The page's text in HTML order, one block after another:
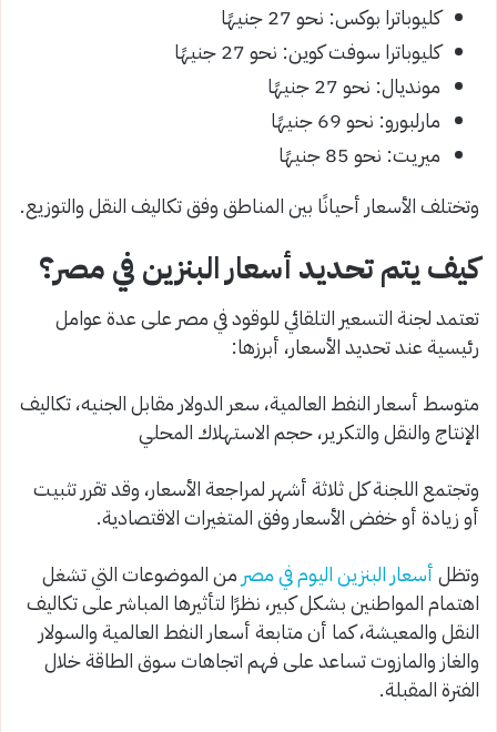
كليوباترا بوكس: نحو 27 جنيهًا
كليوباترا سوفت كوين: نحو 27 جنيهًا
مونديال: نحو 27 جنيهًا
مارلبورو: نحو 69 جنيهًا
ميريت: نحو 85 جنيهًا
وتختلف الأسعار أحيانًا بين المناطق وفق تكاليف النقل والتوزيع.
كيف يتم تحديد أسعار البنزين في مصر؟
تعتمد لجنة التسعير التلقائي للوقود في مصر على عدة عوامل
رئيسية عند تحديد الأسعار، أبرزها:
متوسط أسعار النفط العالمية، سعر الدولار مقابل الجنيه، تكاليف
الإنتاج والنقل والتكرير، حجم الاستهلاك المحلي
وتجتمع اللجنة كل ثلاثة أشهر لمراجعة الأسعار، وقد تقرر تثبيت
أو زيادة أو خفض الأسعار وفق المتغيرات الاقتصادية.
وتظلأسعار البنزين اليوم في مصر من الموضوعات التي تشغل
اهتمام المواطنين بشكل كبير، نظرًا لتأثيرها المباشر على تكاليف
النقل والمعيشة، كما أن متابعة أسعار النفط العالمية والسولار
والغاز والمازوت تساعد على فهم اتجاهات سوق الطاقة خلال
الفترة المقبلة.